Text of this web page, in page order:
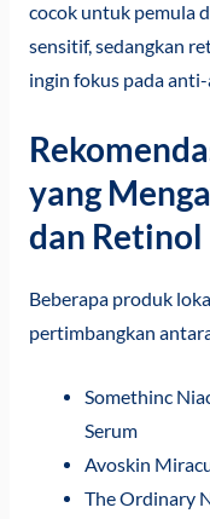
cocok untuk pemula
sensitif, sedangkan
ingin fokus pada
yang
dan Retinol
Beberapa produk
pertimbangkan
Somethinc
Serum
Avoskin
The Ordinary